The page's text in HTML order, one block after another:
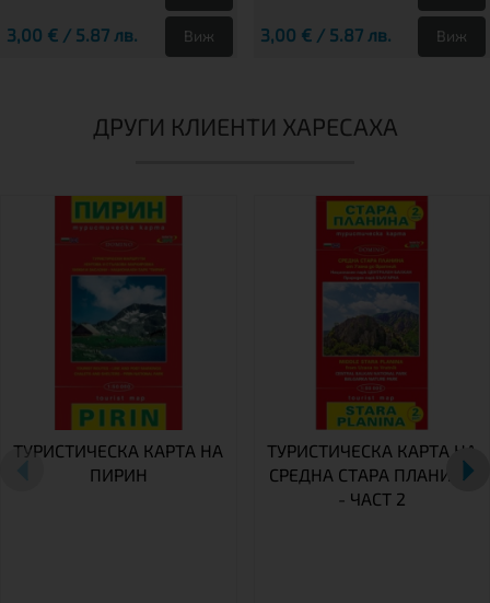
3,00 € / 5.87 лв. Виж 3,00 € / 5.87 лв. Виж
ДРУГИ КЛИЕНТИ ХАРЕСАХА
ТУРИСТИЧЕСКА КАРТА НА
ПИРИН
ТУРИСТИЧЕСКА КАРТА НА
СРЕДНА СТАРА ПЛАНИНА
- ЧАСТ 2